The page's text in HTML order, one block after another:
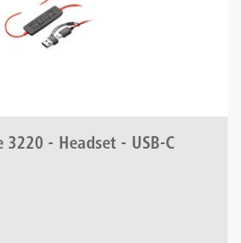
- Headset - USB-C